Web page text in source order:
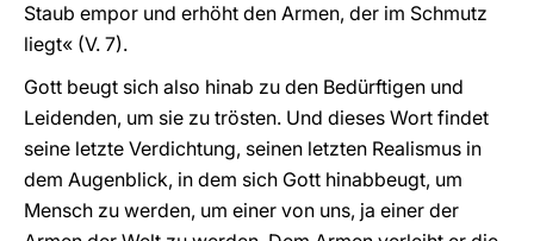
Staub empor und erhöht den Armen, der im Schmutz
liegt« (V. 7).
Gott beugt sich also hinab zu den Bedürftigen und
Leidenden, um sie zu trösten. Und dieses Wort findet
seine letzte Verdichtung, seinen letzten Realismus in
dem Augenblick, in dem sich Gott hinabbeugt, um
Mensch zu werden, um einer von uns, ja einer der